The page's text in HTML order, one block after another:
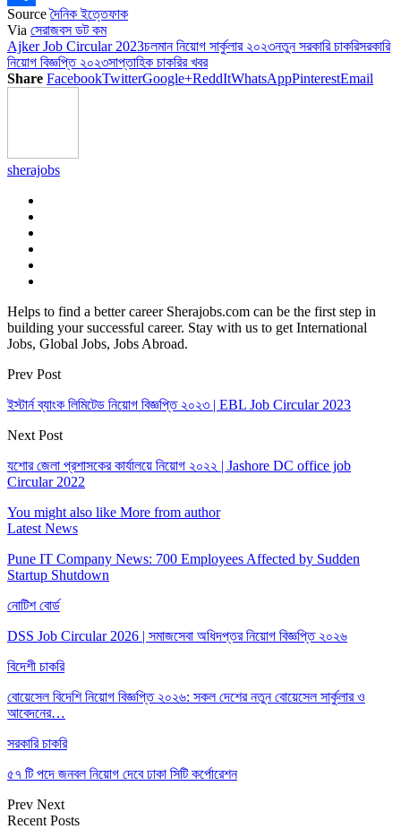
Link
Share
Source দৈনিক ইত্তেফাক
Via সেরাজবস ডট কম
Ajker Job Circular 2023চলমান নিয়োগ সার্কুলার ২০২৩নতুন সরকারি চাকরিসরকারি
নিয়োগ বিজ্ঞপ্তি ২০২৩সাপ্তাহিক চাকরির খবর
Share FacebookTwitterGoogle+ReddItWhatsAppPinterestEmail
sherajobs
Helps to find a better career Sherajobs.com can be the first step in
building your successful career. Stay with us to get International
Jobs, Global Jobs, Jobs Abroad.
Prev Post
ইস্টার্ন ব্যাংক লিমিটেড নিয়োগ বিজ্ঞপ্তি ২০২৩ | EBL Job Circular 2023
Next Post
যশোর জেলা প্রশাসকের কার্যালয়ে নিয়োগ ২০২২ | Jashore DC office job
Circular 2022
You might also like More from author
Latest News
Pune IT Company News: 700 Employees Affected by Sudden
Startup Shutdown
নোটিশ বোর্ড
DSS Job Circular 2026 | সমাজসেবা অধিদপ্তর নিয়োগ বিজ্ঞপ্তি ২০২৬
বিদেশী চাকরি
বোয়েসেল বিদেশি নিয়োগ বিজ্ঞপ্তি ২০২৬: সকল দেশের নতুন বোয়েসেল সার্কুলার ও
আবেদনের…
সরকারি চাকরি
৫৭ টি পদে জনবল নিয়োগ দেবে ঢাকা সিটি কর্পোরেশন
Prev Next
Recent Posts